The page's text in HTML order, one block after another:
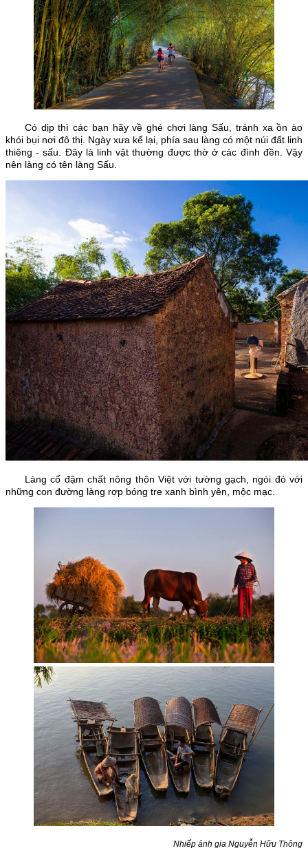
Có dịp thì các bạn hãy về ghé chơi làng Sấu, tránh xa ồn ào
khói bụi nơi đô thị. Ngày xưa kể lại, phía sau làng có một núi đất linh
thiêng - sấu. Đây là linh vật thường được thờ ở các đình đền. Vậy
nên làng có tên làng Sấu.
Làng cổ đậm chất nông thôn Việt với tường gạch, ngói đỏ với
những con đường làng rợp bóng tre xanh bình yên, mộc mạc.
Nhiếp ảnh gia Nguyễn Hữu Thông